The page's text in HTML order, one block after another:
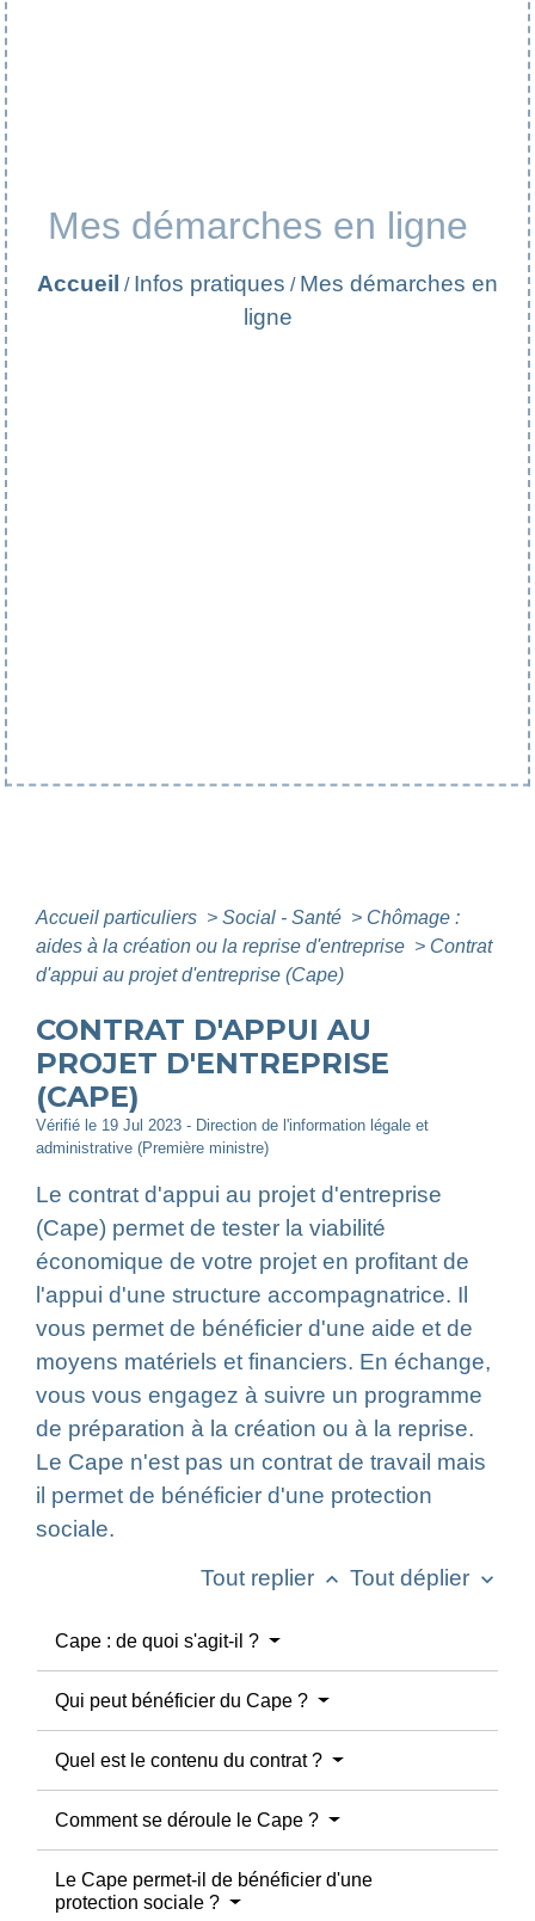
Mes démarches en ligne
Accueil / Infos pratiques / Mes démarches en
ligne
Accueil particuliers > Social - Santé > Chômage :
aides à la création ou la reprise d'entreprise > Contrat
d'appui au projet d'entreprise (Cape)
CONTRAT D'APPUI AU
PROJET D'ENTREPRISE
(CAPE)
Vérifié le 19 Jul 2023 - Direction de l'information légale et
administrative (Première ministre)
Le contrat d'appui au projet d'entreprise
(Cape) permet de tester la viabilité
économique de votre projet en profitant de
l'appui d'une structure accompagnatrice. Il
vous permet de bénéficier d'une aide et de
moyens matériels et financiers. En échange,
vous vous engagez à suivre un programme
de préparation à la création ou à la reprise.
Le Cape n'est pas un contrat de travail mais
il permet de bénéficier d'une protection
sociale.
Tout replier keyboard_arrow_up Tout déplier keyboard_arrow_down
Cape : de quoi s'agit-il ?
Qui peut bénéficier du Cape ?
Quel est le contenu du contrat ?
Comment se déroule le Cape ?
Le Cape permet-il de bénéficier d'une
protection sociale ?